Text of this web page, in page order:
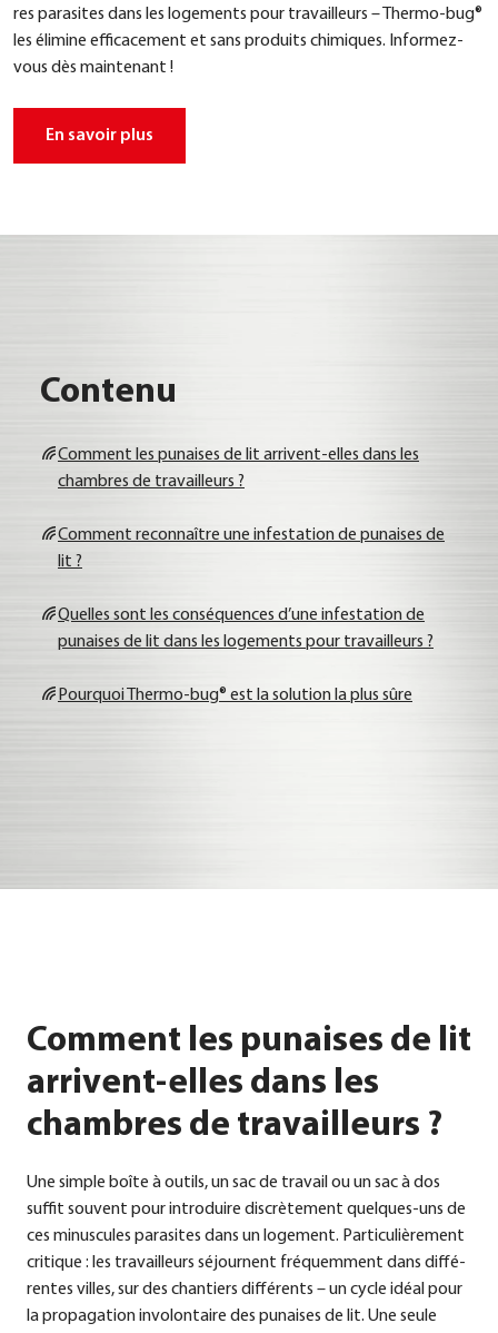
res para­si­tes dans les loge­ments pour tra­vail­leurs – Ther­mo-bug®
les éli­mi­ne effi­ca­ce­ment et sans pro­duits chi­mi­ques. Infor­mez-
vous dès main­ten­ant !
En savoir plus
Con­tenu
Com­ment les punai­ses de lit arri­vent-elles dans les
cham­bres de tra­vail­leurs ?
Com­ment recon­naît­re une infe­sta­ti­on de punai­ses de
lit ?
Quel­les sont les con­sé­quen­ces d’une infe­sta­ti­on de
punai­ses de lit dans les loge­ments pour tra­vail­leurs ?
Pour­quoi Ther­mo-bug® est la solu­ti­on la plus sûre
Comment les punaises de lit
arrivent-elles dans les
chambres de travailleurs ?
Une simp­le boî­te à outils, un sac de tra­vail ou un sac à dos
suf­fit sou­vent pour intro­dui­re dis­crè­te­ment quel­ques-uns de
ces minus­cu­les para­si­tes dans un loge­ment. Par­ti­cu­liè­re­ment
cri­tique : les tra­vail­leurs séjour­nent fré­quem­ment dans dif­fé­
ren­tes vil­les, sur des chan­tiers dif­fér­ents – un cycle idé­al pour
la pro­pa­ga­ti­on invo­lon­tai­re des punai­ses de lit. Une seu­le